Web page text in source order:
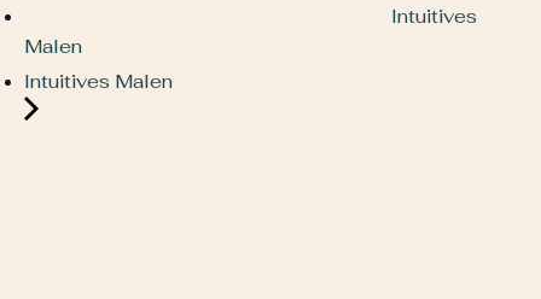
Intuitives
Malen
Intuitives Malen